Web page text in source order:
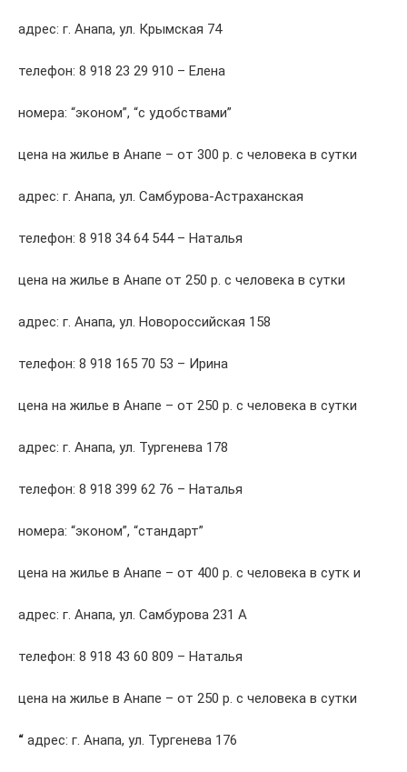
адрес: г. Анапа, ул. Крымская 74
телефон: 8 918 23 29 910 – Елена
номера: “эконом”, “с удобствами”
цена на жилье в Анапе – от 300 р. с человека в сутки
адрес: г. Анапа, ул. Самбурова-Астраханская
телефон: 8 918 34 64 544 – Наталья
цена на жилье в Анапе от 250 р. с человека в сутки
адрес: г. Анапа, ул. Новороссийская 158
телефон: 8 918 165 70 53 – Ирина
цена на жилье в Анапе – от 250 р. с человека в сутки
адрес: г. Анапа, ул. Тургенева 178
телефон: 8 918 399 62 76 – Наталья
номера: “эконом”, “стандарт”
цена на жилье в Анапе – от 400 р. с человека в сутк и
адрес: г. Анапа, ул. Самбурова 231 А
телефон: 8 918 43 60 809 – Наталья
цена на жилье в Анапе – от 250 р. с человека в сутки
“ адрес: г. Анапа, ул. Тургенева 176